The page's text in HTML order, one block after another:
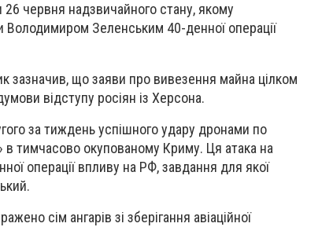
26 червня надзвичайного стану, якому
Зеленським 40-денної операції
зазначив, що заяви про вивезення майна цілком
відступу росіян із Херсона.
за тиждень успішного удару дронами по
в тимчасово окупованому Криму. Ця атака на
операції впливу на РФ, завдання для якої
сім ангарів зі зберігання авіаційної